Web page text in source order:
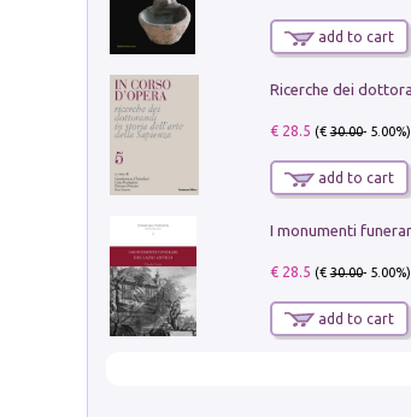
add to cart
€ 28.5 (€30.00- 5.00%)
add to cart
€ 28.5 (€30.00- 5.00%)
add to cart